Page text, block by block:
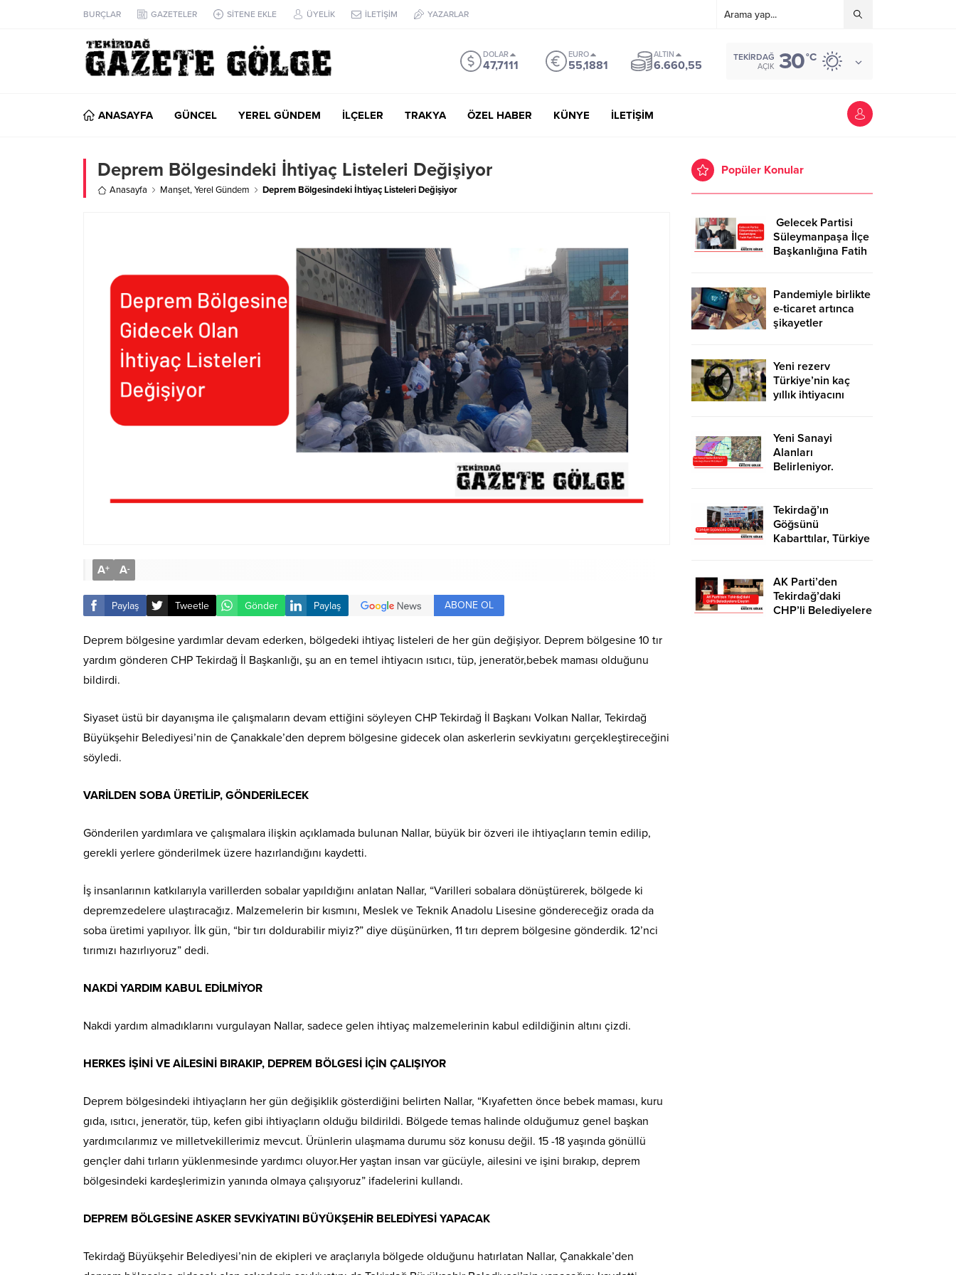
BURÇLAR GAZETELER SİTENE EKLE ÜYELİK İLETİŞİM YAZARLAR
DOLAR
47,7111
EURO
55,1881
ALTIN
6.660,55
TEKIRDAĞ
AÇIK 30°C
ANASAYFA GÜNCEL YEREL GÜNDEM İLÇELER TRAKYA ÖZEL HABER KÜNYE İLETİŞİM
Deprem Bölgesindeki İhtiyaç Listeleri Değişiyor
Anasayfa Manşet,Yerel Gündem Deprem Bölgesindeki İhtiyaç Listeleri Değişiyor
A+ A-
Paylaş Tweetle Gönder Paylaş ABONE OL
Deprem bölgesine yardımlar devam ederken, bölgedeki ihtiyaç listeleri de her gün değişiyor. Deprem bölgesine 10 tır
yardım gönderen CHP Tekirdağ İl Başkanlığı, şu an en temel ihtiyacın ısıtıcı, tüp, jeneratör,bebek maması olduğunu
bildirdi.
Siyaset üstü bir dayanışma ile çalışmaların devam ettiğini söyleyen CHP Tekirdağ İl Başkanı Volkan Nallar, Tekirdağ
Büyükşehir Belediyesi’nin de Çanakkale’den deprem bölgesine gidecek olan askerlerin sevkiyatını gerçekleştireceğini
söyledi.
VARİLDEN SOBA ÜRETİLİP, GÖNDERİLECEK
Gönderilen yardımlara ve çalışmalara ilişkin açıklamada bulunan Nallar, büyük bir özveri ile ihtiyaçların temin edilip,
gerekli yerlere gönderilmek üzere hazırlandığını kaydetti.
İş insanlarının katkılarıyla varillerden sobalar yapıldığını anlatan Nallar, “Varilleri sobalara dönüştürerek, bölgede ki
depremzedelere ulaştıracağız. Malzemelerin bir kısmını, Meslek ve Teknik Anadolu Lisesine göndereceğiz orada da
soba üretimi yapılıyor. İlk gün, “bir tırı doldurabilir miyiz?” diye düşünürken, 11 tırı deprem bölgesine gönderdik. 12’nci
tırımızı hazırlıyoruz” dedi.
NAKDİ YARDIM KABUL EDİLMİYOR
Nakdi yardım almadıklarını vurgulayan Nallar, sadece gelen ihtiyaç malzemelerinin kabul edildiğinin altını çizdi.
HERKES İŞİNİ VE AİLESİNİ BIRAKIP, DEPREM BÖLGESİ İÇİN ÇALIŞIYOR
Deprem bölgesindeki ihtiyaçların her gün değişiklik gösterdiğini belirten Nallar, “Kıyafetten önce bebek maması, kuru
gıda, ısıtıcı, jeneratör, tüp, kefen gibi ihtiyaçların olduğu bildirildi. Bölgede temas halinde olduğumuz genel başkan
yardımcılarımız ve milletvekillerimiz mevcut. Ürünlerin ulaşmama durumu söz konusu değil. 15 -18 yaşında gönüllü
gençler dahi tırların yüklenmesinde yardımcı oluyor.Her yaştan insan var gücüyle, ailesini ve işini bırakıp, deprem
bölgesindeki kardeşlerimizin yanında olmaya çalışıyoruz” ifadelerini kullandı.
DEPREM BÖLGESİNE ASKER SEVKİYATINI BÜYÜKŞEHİR BELEDİYESİ YAPACAK
Tekirdağ Büyükşehir Belediyesi’nin de ekipleri ve araçlarıyla bölgede olduğunu hatırlatan Nallar, Çanakkale’den
Popüler Konular
Gelecek Partisi
Süleymanpaşa İlçe
Başkanlığına Fatih
Pandemiyle birlikte
e-ticaret artınca
şikayetler
Yeni rezerv
Türkiye’nin kaç
yıllık ihtiyacını
Yeni Sanayi
Alanları
Belirleniyor.
Tekirdağ’ın
Göğsünü
Kabarttılar, Türkiye
AK Parti’den
Tekirdağ’daki
CHP’li Belediyelere